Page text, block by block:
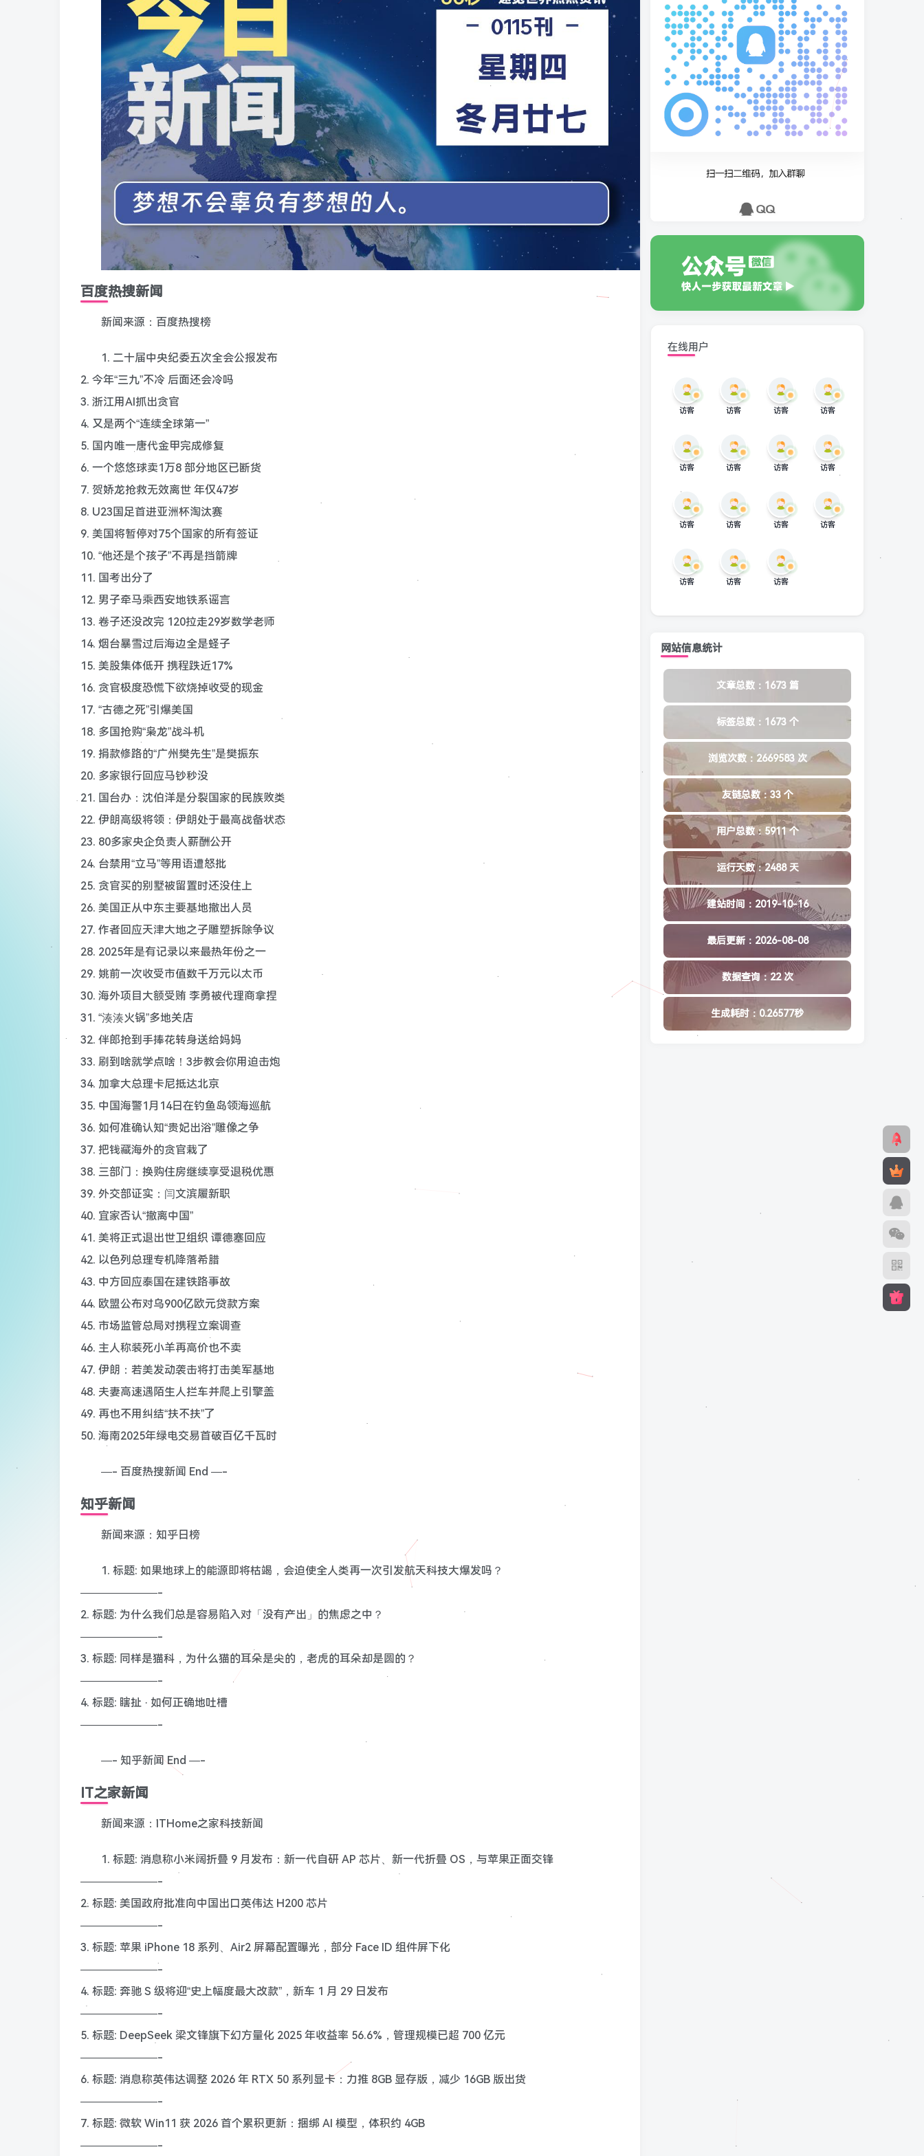
百度热搜新闻
新闻来源：百度热搜榜
1. 二十届中央纪委五次全会公报发布
2. 今年“三九”不冷 后面还会冷吗
3. 浙江用AI抓出贪官
4. 又是两个“连续全球第一”
5. 国内唯一唐代金甲完成修复
6. 一个悠悠球卖1万8 部分地区已断货
7. 贺娇龙抢救无效离世 年仅47岁
8. U23国足首进亚洲杯淘汰赛
9. 美国将暂停对75个国家的所有签证
10. “他还是个孩子”不再是挡箭牌
11. 国考出分了
12. 男子牵马乘西安地铁系谣言
13. 卷子还没改完 120拉走29岁数学老师
14. 烟台暴雪过后海边全是蛏子
15. 美股集体低开 携程跌近17%
16. 贪官极度恐慌下欲烧掉收受的现金
17. “古德之死”引爆美国
18. 多国抢购“枭龙”战斗机
19. 捐款修路的“广州樊先生”是樊振东
20. 多家银行回应马钞秒没
21. 国台办：沈伯洋是分裂国家的民族败类
22. 伊朗高级将领：伊朗处于最高战备状态
23. 80多家央企负责人薪酬公开
24. 台禁用“立马”等用语遭怒批
25. 贪官买的别墅被留置时还没住上
26. 美国正从中东主要基地撤出人员
27. 作者回应天津大地之子雕塑拆除争议
28. 2025年是有记录以来最热年份之一
29. 姚前一次收受市值数千万元以太币
30. 海外项目大额受贿 李勇被代理商拿捏
31. “湊湊火锅”多地关店
32. 伴郎抢到手捧花转身送给妈妈
33. 刷到啥就学点啥！3步教会你用迫击炮
34. 加拿大总理卡尼抵达北京
35. 中国海警1月14日在钓鱼岛领海巡航
36. 如何准确认知“贵妃出浴”雕像之争
37. 把钱藏海外的贪官栽了
38. 三部门：换购住房继续享受退税优惠
39. 外交部证实：闫文滨履新职
40. 宜家否认“撤离中国”
41. 美将正式退出世卫组织 谭德塞回应
42. 以色列总理专机降落希腊
43. 中方回应泰国在建铁路事故
44. 欧盟公布对乌900亿欧元贷款方案
45. 市场监管总局对携程立案调查
46. 主人称装死小羊再高价也不卖
47. 伊朗：若美发动袭击将打击美军基地
48. 夫妻高速遇陌生人拦车并爬上引擎盖
49. 再也不用纠结“扶不扶”了
50. 海南2025年绿电交易首破百亿千瓦时
—- 百度热搜新闻 End —-
知乎新闻
新闻来源：知乎日榜
1. 标题: 如果地球上的能源即将枯竭，会迫使全人类再一次引发航天科技大爆发吗？
———————-
2. 标题: 为什么我们总是容易陷入对「没有产出」的焦虑之中？
———————-
3. 标题: 同样是猫科，为什么猫的耳朵是尖的，老虎的耳朵却是圆的？
———————-
4. 标题: 瞎扯 · 如何正确地吐槽
———————-
—- 知乎新闻 End —-
IT之家新闻
新闻来源：ITHome之家科技新闻
1. 标题: 消息称小米阔折叠 9 月发布：新一代自研 AP 芯片、新一代折叠 OS，与苹果正面交锋
———————-
2. 标题: 美国政府批准向中国出口英伟达 H200 芯片
———————-
3. 标题: 苹果 iPhone 18 系列、Air2 屏幕配置曝光，部分 Face ID 组件屏下化
———————-
4. 标题: 奔驰 S 级将迎“史上幅度最大改款”，新车 1 月 29 日发布
———————-
5. 标题: DeepSeek 梁文锋旗下幻方量化 2025 年收益率 56.6%，管理规模已超 700 亿元
———————-
6. 标题: 消息称英伟达调整 2026 年 RTX 50 系列显卡：力推 8GB 显存版，减少 16GB 版出货
———————-
7. 标题: 微软 Win11 获 2026 首个累积更新：捆绑 AI 模型，体积约 4GB
———————-
在线用户
访客 访客 访客 访客
访客 访客 访客 访客
访客 访客 访客 访客
访客 访客 访客
网站信息统计
文章总数：1673 篇
标签总数：1673 个
浏览次数：2669583 次
友链总数：33 个
用户总数：5911 个
运行天数：2488 天
建站时间：2019-10-16
最后更新：2026-08-08
数据查询：22 次
生成耗时：0.26577秒